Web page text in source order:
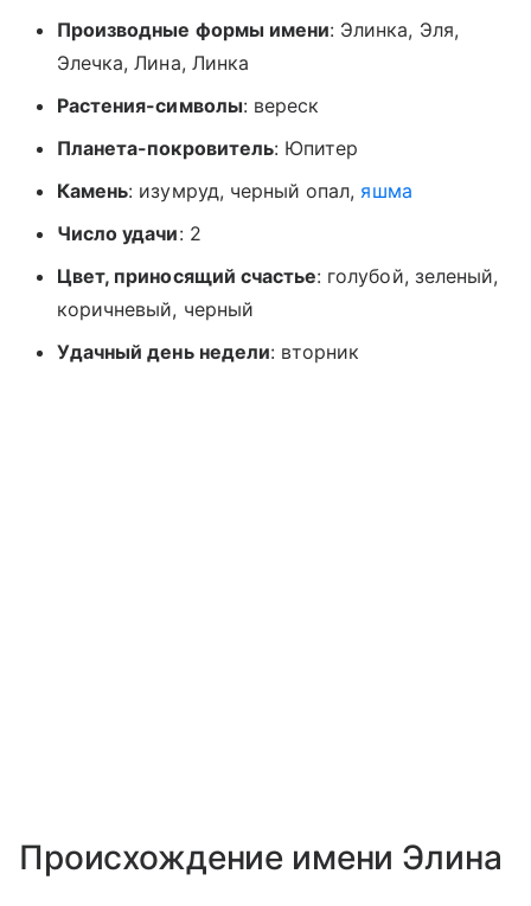
Производные формы имени: Элинка, Эля,
Элечка, Лина, Линка
Растения-символы: вереск
Планета-покровитель: Юпитер
Камень: изумруд, черный опал, яшма
Число удачи: 2
Цвет, приносящий счастье: голубой, зеленый,
коричневый, черный
Удачный день недели: вторник
Происхождение имени Элина